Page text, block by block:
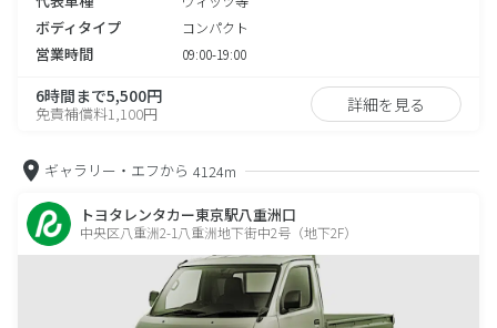
ボディタイプ コンパクト
営業時間 09:00-19:00
6時間まで5,500円
免責補償料1,100円 詳細を見る
ギャラリー・エフから 4124m
トヨタレンタカー東京駅八重洲口
中央区八重洲2-1八重洲地下街中2号（地下2F）